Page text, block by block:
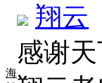
海
翔云
感谢